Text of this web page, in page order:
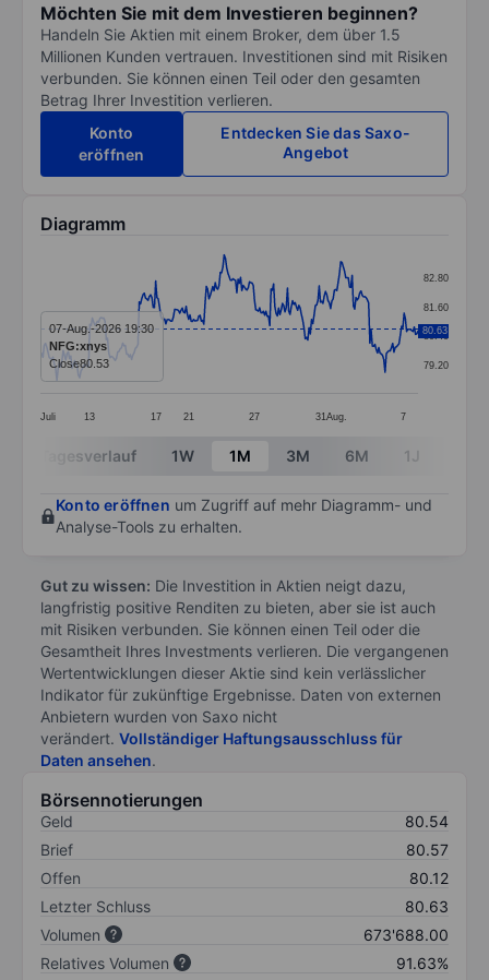
Möchten Sie mit dem Investieren beginnen?
Handeln Sie Aktien mit einem Broker, dem über 1.5
Millionen Kunden vertrauen. Investitionen sind mit Risiken
verbunden. Sie können einen Teil oder den gesamten
Betrag Ihrer Investition verlieren.
Konto
eröffnen
Entdecken Sie das Saxo-
Angebot
Diagramm
Line chart with 299 data points.
The chart has 1 X axis displaying categories.
The chart has 1 Y axis displaying values. Data
Juli 13 17 21 27 31 Aug. 7
79.20
80.40
81.60
82.80
80.63
07-Aug.-2026 19:30
NFG:xnys
Close80.53
End of interactive chart.
Tagesverlauf 1W 1M 3M 6M 1J
Konto eröffnen um Zugriff auf mehr Diagramm- und
Analyse-Tools zu erhalten.
Gut zu wissen: Die Investition in Aktien neigt dazu,
langfristig positive Renditen zu bieten, aber sie ist auch
mit Risiken verbunden. Sie können einen Teil oder die
Gesamtheit Ihres Investments verlieren. Die vergangenen
Wertentwicklungen dieser Aktie sind kein verlässlicher
Indikator für zukünftige Ergebnisse. Daten von externen
Anbietern wurden von Saxo nicht
verändert. Vollständiger Haftungsausschluss für
Daten ansehen.
Börsennotierungen
Geld
80.54
Brief
80.57
Offen
80.12
Letzter Schluss
80.63
Volumen
673'688.00
Relatives Volumen
91.63%